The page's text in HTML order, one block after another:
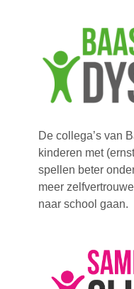
De collega’s van
kinderen met
spellen beter
meer
naar school gaan.